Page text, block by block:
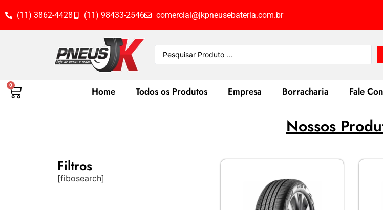
(11) 3862-4428 (11) 98433-2546 comercial@jkpneusebateria.com.br
0
Home Todos os Produtos Empresa Borracharia Fale
Nossos
Filtros
[fibosearch]